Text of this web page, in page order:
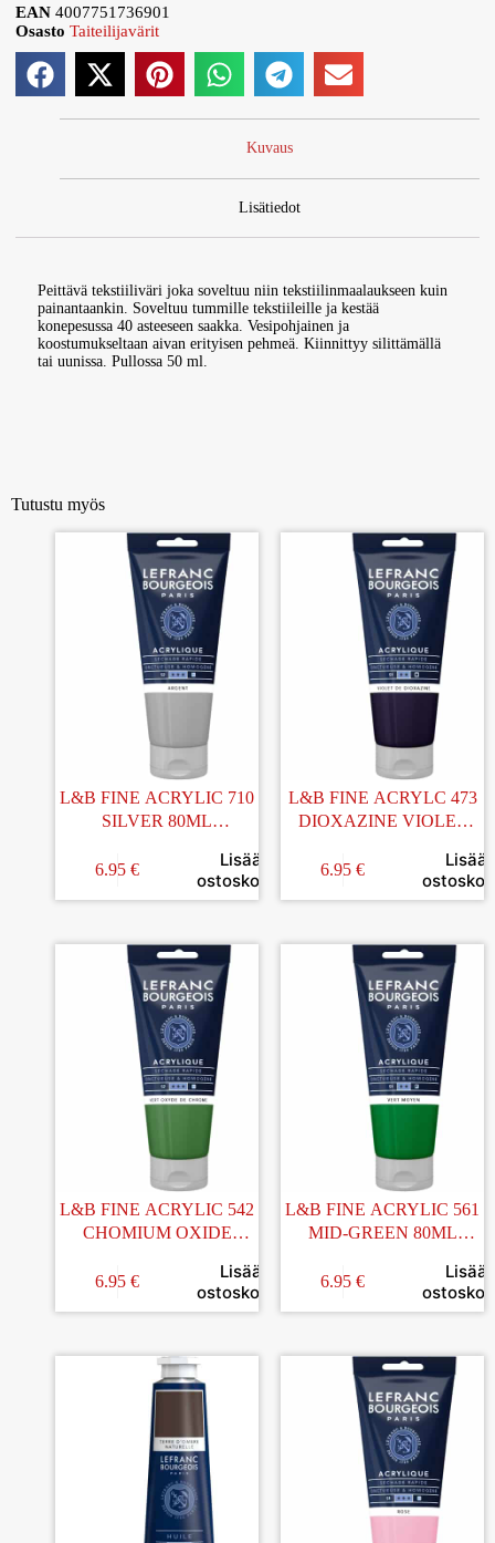
EAN4007751736901
Osasto Taiteilijavärit
Kuvaus
Lisätiedot
Peittävä tekstiiliväri joka soveltuu niin tekstiilinmaalaukseen kuin
painantaankin. Soveltuu tummille tekstiileille ja kestää
konepesussa 40 asteeseen saakka. Vesipohjainen ja
koostumukseltaan aivan erityisen pehmeä. Kiinnittyy silittämällä
tai uunissa. Pullossa 50 ml.
Tutustu myös
L&B FINE ACRYLIC 710
SILVER 80ML
6.95 €
Lisää
ostoskoriin
L&B FINE ACRYLC 473
DIOXAZINE VIOLET
6.95 €
Lisää
L&B FINE ACRYLIC 542
CHOMIUM OXIDE
AKRYYLIVÄRI
6.95 €
Lisää
ostoskoriin
L&B FINE ACRYLIC 561
MID-GREEN 80ML
6.95 €
Lisää